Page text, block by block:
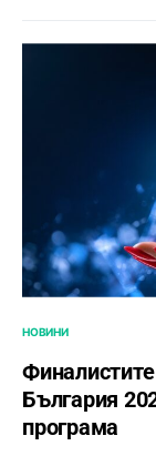
НОВИНИ
България
програма